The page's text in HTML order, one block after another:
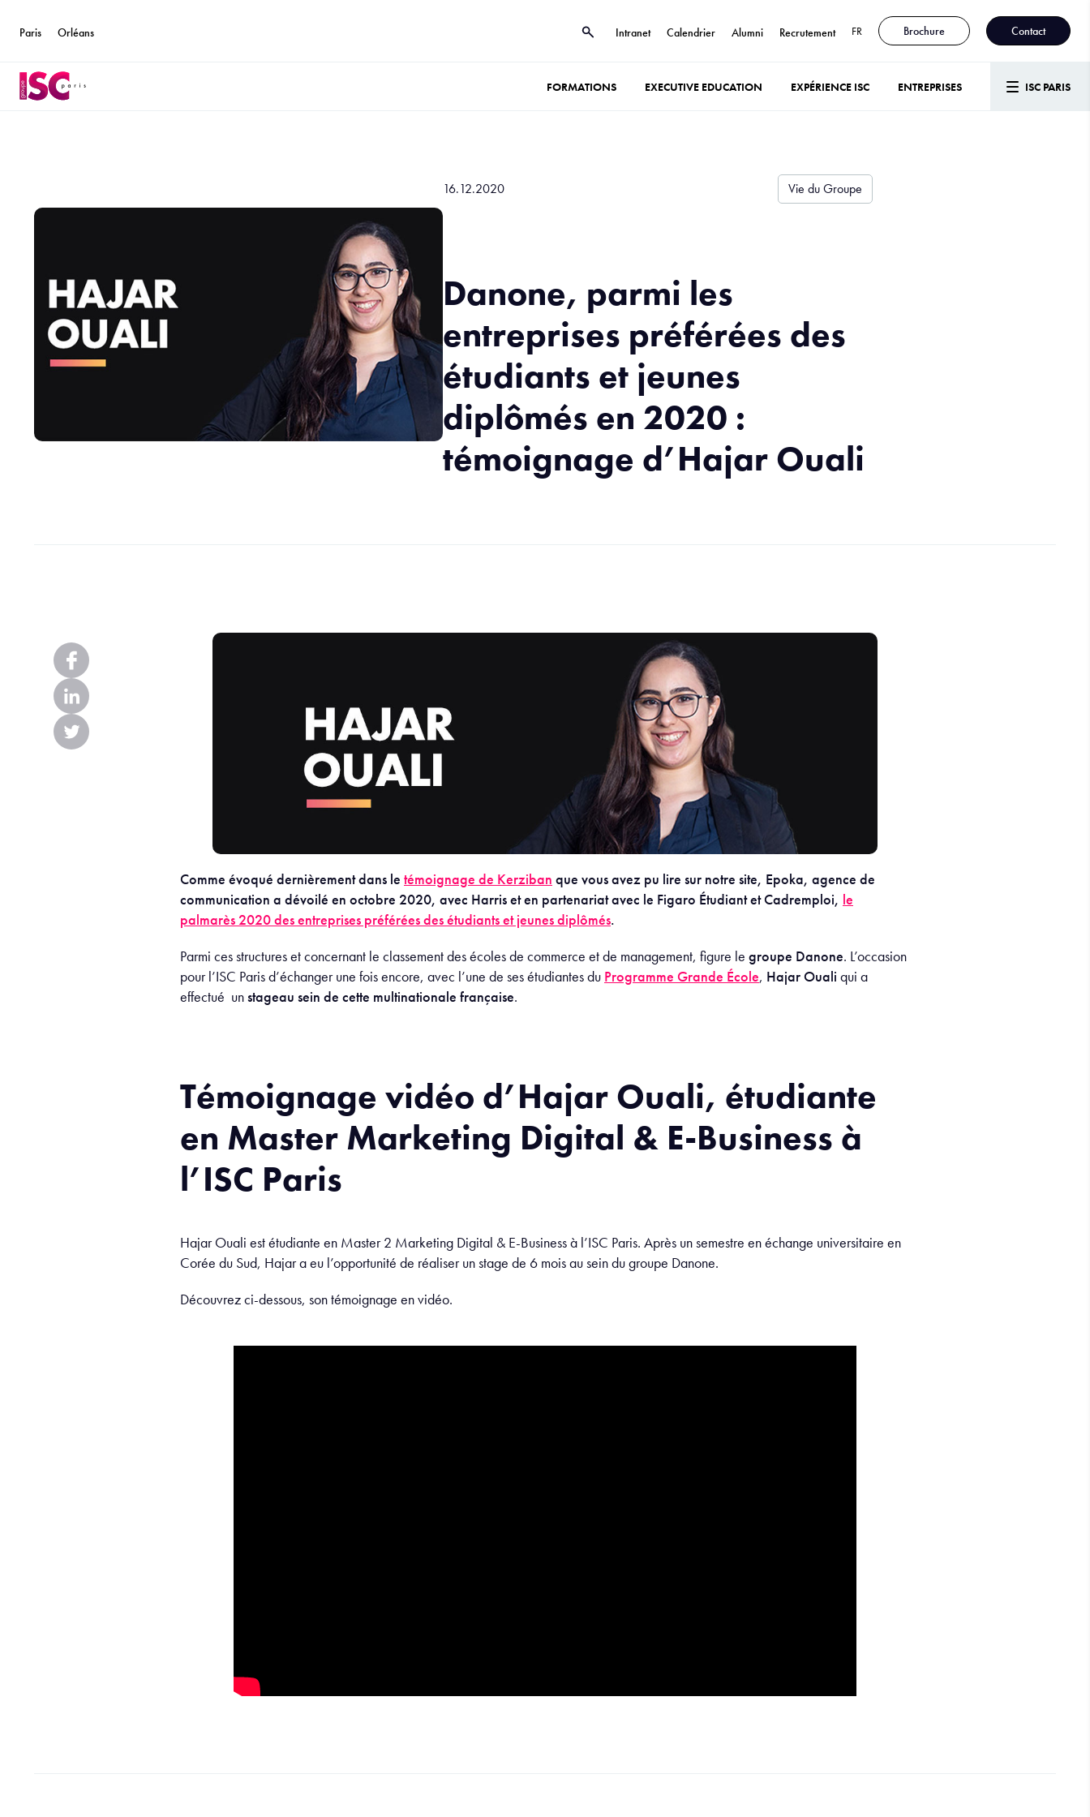
Paris Orléans Intranet Calendrier Alumni Recrutement FR Brochure Contact
FORMATIONS EXECUTIVE EDUCATION EXPÉRIENCE ISC ENTREPRISES ISC PARIS
16.12.2020 Vie du Groupe
Danone, parmi les
entreprises préférées des
étudiants et jeunes
diplômés en 2020 :
témoignage d’Hajar Ouali
Comme évoqué dernièrement dans le témoignage de Kerziban que vous avez pu lire sur notre site, Epoka, agence de
communication a dévoilé en octobre 2020, avec Harris et en partenariat avec le Figaro Étudiant et Cadremploi, le
palmarès 2020 des entreprises préférées des étudiants et jeunes diplômés.
Parmi ces structures et concernant le classement des écoles de commerce et de management, figure le groupe Danone. L’occasion
pour l’ISC Paris d’échanger une fois encore, avec l’une de ses étudiantes du Programme Grande École, Hajar Ouali qui a
effectué unstageau sein de cette multinationale française.
Témoignage vidéo d’Hajar Ouali, étudiante
en Master Marketing Digital & E-Business à
l’ISC Paris
Hajar Ouali est étudiante en Master 2 Marketing Digital & E-Business à l’ISC Paris. Après un semestre en échange universitaire en
Corée du Sud, Hajar a eu l’opportunité de réaliser un stage de 6 mois au sein du groupe Danone.
Découvrez ci-dessous, son témoignage en vidéo.